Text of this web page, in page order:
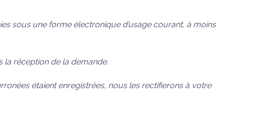
sous une forme électronique d’usage courant, à moins
la réception de la demande.
étaient enregistrées, nous les rectifierons à votre